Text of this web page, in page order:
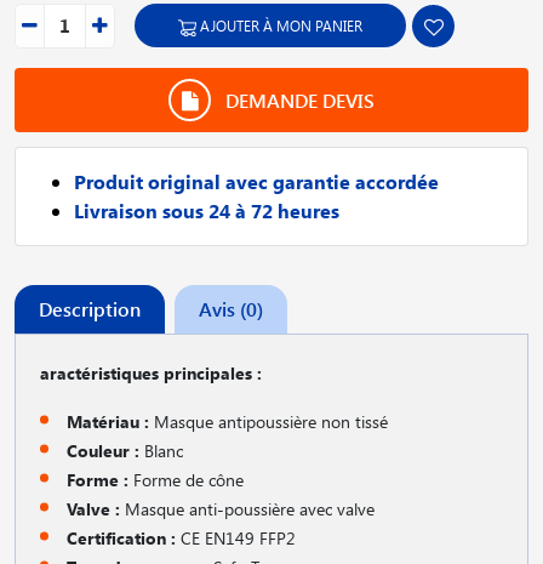
AJOUTER À MON PANIER
DEMANDE DEVIS
Produit original avec garantie accordée
Livraison sous 24 à 72 heures
Description Avis (0)
aractéristiques principales :
Matériau : Masque antipoussière non tissé
Couleur : Blanc
Forme : Forme de cône
Valve : Masque anti-poussière avec valve
Certification : CE EN149 FFP2